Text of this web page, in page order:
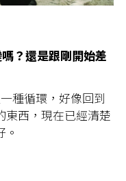
？還是跟剛開始差
種循環，好像回到
東西，現在已經清楚